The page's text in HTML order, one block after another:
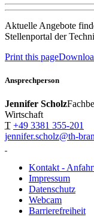
Aktuelle Angebote
Stellenportal der
Print this page
Ansprechperson
Jennifer Scholz
Wirtschaft
T +49 3381 355-201
jennifer.scholz@th-
Kontakt -
Impressum
Datenschutz
Webcam
Barrierefreiheit